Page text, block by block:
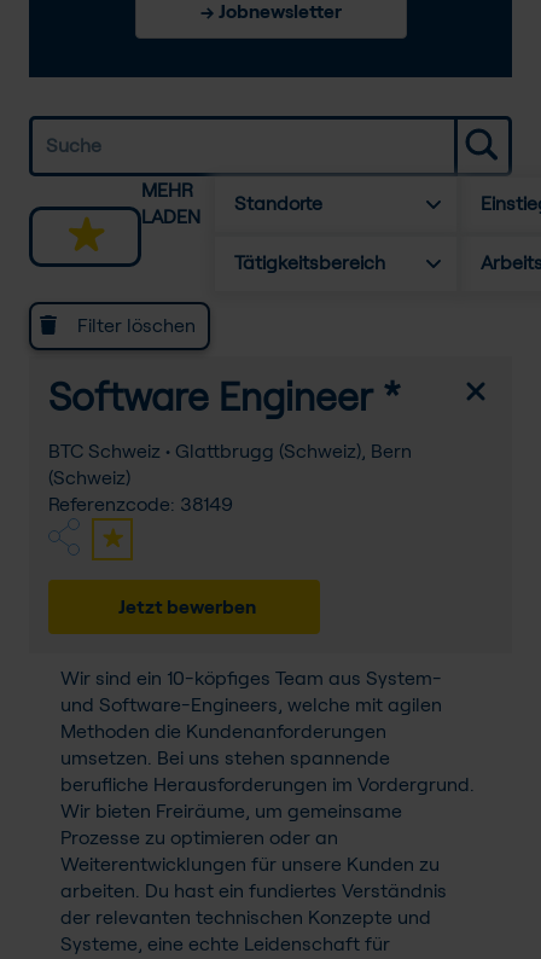
→ Jobnewsletter
MEHR
LADEN
Standorte
Tätigkeitsbereich
Filter löschen
Software Engineer *
BTC Schweiz • Glattbrugg (Schweiz), Bern
(Schweiz)
Referenzcode: 38149
Jetzt bewerben
Wir sind ein 10-köpfiges Team aus System-
und Software-Engineers, welche mit agilen
Methoden die Kundenanforderungen
umsetzen. Bei uns stehen spannende
berufliche Herausforderungen im Vordergrund.
Wir bieten Freiräume, um gemeinsame
Prozesse zu optimieren oder an
Weiterentwicklungen für unsere Kunden zu
arbeiten. Du hast ein fundiertes Verständnis
der relevanten technischen Konzepte und
Systeme, eine echte Leidenschaft für